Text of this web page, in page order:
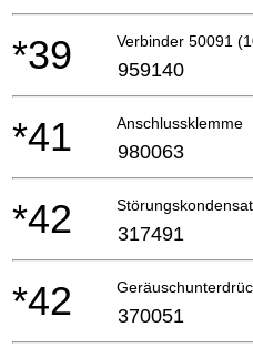
Verbinder 50091
*39 959140
Anschlussklemme
*41 980063
*42 317491
*42 370051